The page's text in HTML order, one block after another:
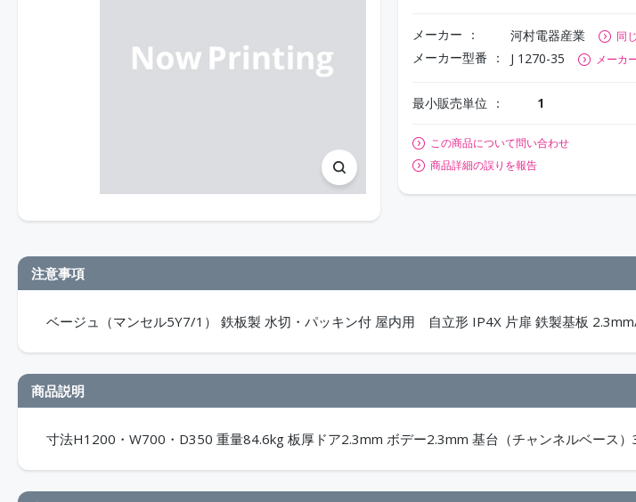
メーカー 河村電器産業 同
メーカー型番 J 1270-35 メーカ
最小販売単位 1
この商品について問い合わせ
商品詳細の誤りを報告
注意事項
ベージュ（マンセル5Y7/1） 鉄板製 水切・パッキン付 屋内用 自立形 IP4X 片扉 鉄製基板
商品説明
寸法H1200・W700・D350 重量84.6kg 板厚ドア2.3mm ボデー2.3mm 基台（チャンネルベース）